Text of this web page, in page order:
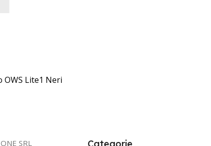
OWS Lite1 Neri
SRL Categorie